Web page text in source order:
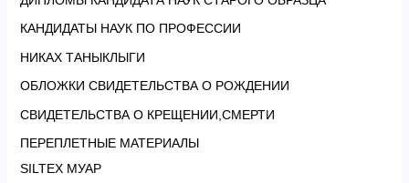
КАНДИДАТЫ НАУК ПО ПРОФЕССИИ
НИКАХ ТАНЫКЛЫГИ
ОБЛОЖКИ СВИДЕТЕЛЬСТВА О РОЖДЕНИИ
СВИДЕТЕЛЬСТВА О КРЕЩЕНИИ,СМЕРТИ
ПЕРЕПЛЕТНЫЕ МАТЕРИАЛЫ
SILTEX МУАР